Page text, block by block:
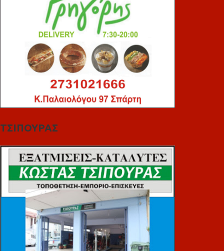
ΤΣΙΠΟΥΡΑΣ